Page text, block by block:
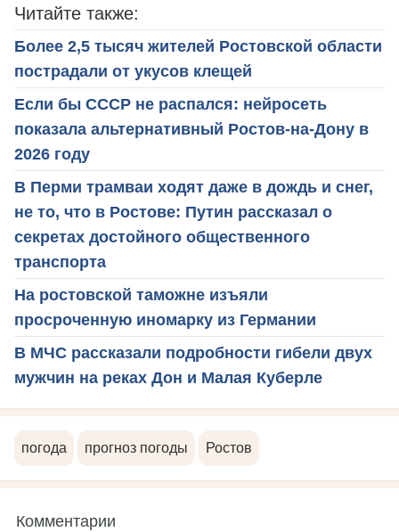
Читайте также:
Более 2,5 тысяч жителей Ростовской области
пострадали от укусов клещей
Если бы СССР не распался: нейросеть
показала альтернативный Ростов-на-Дону в
2026 году
В Перми трамваи ходят даже в дождь и снег,
не то, что в Ростове: Путин рассказал о
секретах достойного общественного
транспорта
На ростовской таможне изъяли
просроченную иномарку из Германии
В МЧС рассказали подробности гибели двух
мужчин на реках Дон и Малая Куберле
погода прогноз погоды Ростов
Комментарии